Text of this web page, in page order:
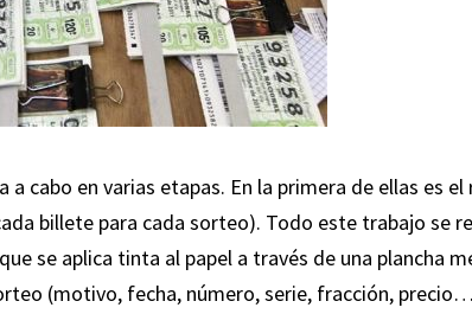
a cabo en varias etapas. En la primera de ellas es
billete para cada sorteo). Todo este trabajo se
se aplica tinta al papel a través de una plancha
(motivo, fecha, número, serie, fracción,